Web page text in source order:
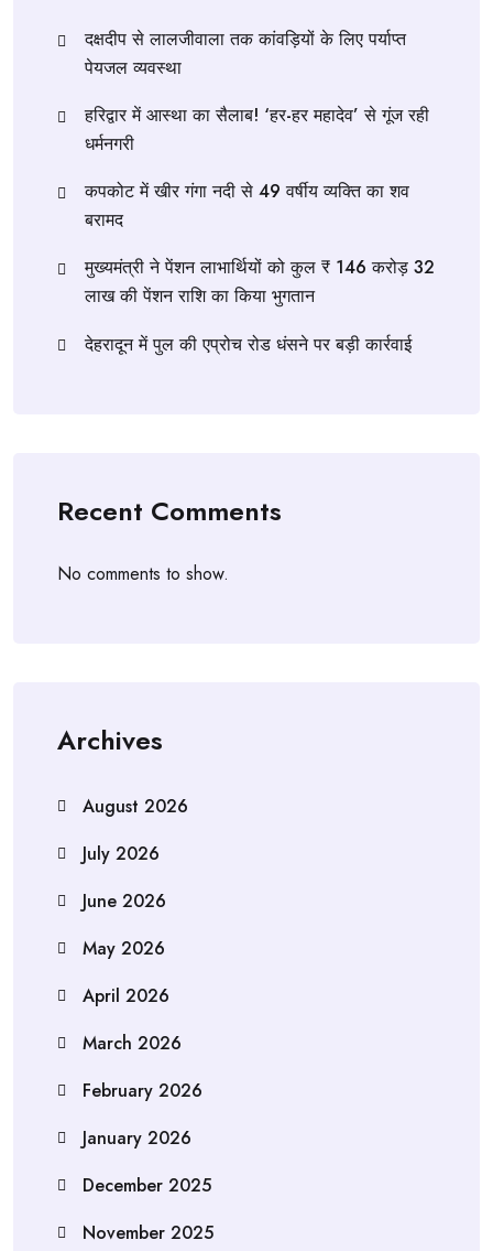
दक्षदीप से लालजीवाला तक कांवड़ियों के लिए पर्याप्त
पेयजल व्यवस्था
हरिद्वार में आस्था का सैलाब! ‘हर-हर महादेव’ से गूंज रही
धर्मनगरी
कपकोट में खीर गंगा नदी से 49 वर्षीय व्यक्ति का शव
बरामद
मुख्यमंत्री ने पेंशन लाभार्थियों को कुल ₹ 146 करोड़ 32
लाख की पेंशन राशि का किया भुगतान
देहरादून में पुल की एप्रोच रोड धंसने पर बड़ी कार्रवाई
Recent Comments
No comments to show.
Archives
August 2026
July 2026
June 2026
May 2026
April 2026
March 2026
February 2026
January 2026
December 2025
November 2025